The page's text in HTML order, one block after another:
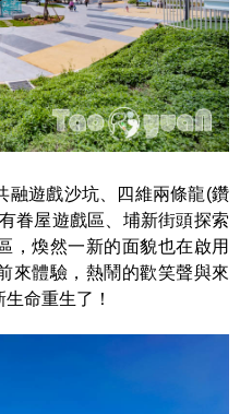
融遊戲沙坑、四維兩條龍(鑽
眷屋遊戲區、埔新街頭探索
，煥然一新的面貌也在啟用
來體驗，熱鬧的歡笑聲與來
命重生了！